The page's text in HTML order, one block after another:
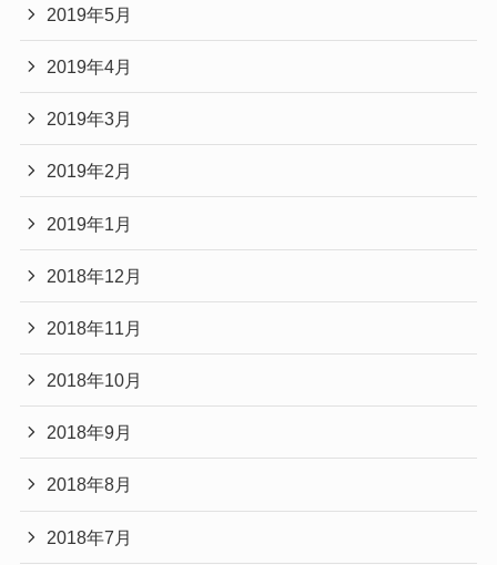
2019年5月
2019年4月
2019年3月
2019年2月
2019年1月
2018年12月
2018年11月
2018年10月
2018年9月
2018年8月
2018年7月